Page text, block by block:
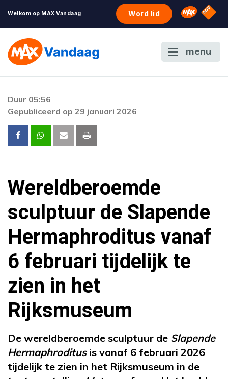
Welkom op MAX Vandaag Word lid Omroep
NPO
menu
Er is een onbekende fout opgetreden. Als het
contact op met onze klantenservice.
Duur 05:56
Gepubliceerd op 29 januari 2026
Wereldberoemde
sculptuur de Slapende
Hermaphroditus vanaf
6 februari tijdelijk te
zien in het
Rijksmuseum
De wereldberoemde sculptuur de Slapende
Hermaphroditusis vanaf 6 februari 2026
tijdelijk te zien in het Rijksmuseum in de